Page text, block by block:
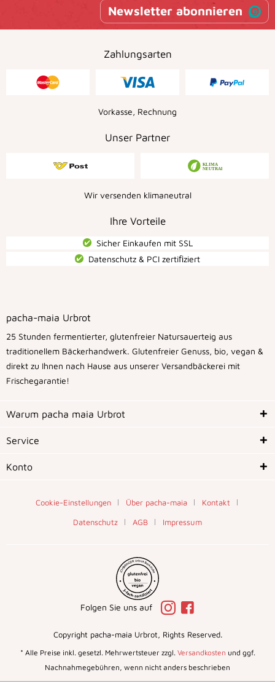
Newsletter abonnieren
Zahlungsarten
Vorkasse, Rechnung
Unser Partner
Wir versenden klimaneutral
Ihre Vorteile
Sicher Einkaufen mit SSL
Datenschutz & PCI zertiﬁziert
pacha-maia Urbrot
25 Stunden fermentierter, glutenfreier Natursauerteig aus
traditionellem Bäckerhandwerk. Glutenfreier Genuss, bio, vegan &
direkt zu Ihnen nach Hause aus unserer Versandbäckerei mit
Frischegarantie!
Warum pacha maia Urbrot
Service
Konto
* Alle Preise inkl. gesetzl. Mehrwertsteuer zzgl. Versandkosten und ggf.
Nachnahmegebühren, wenn nicht anders beschrieben
Cookie-Einstellungen Über pacha-maia
Kontakt
Datenschutz
AGB Impressum
Copyright pacha-maia Urbrot, Rights Reserved.
Folgen Sie uns auf